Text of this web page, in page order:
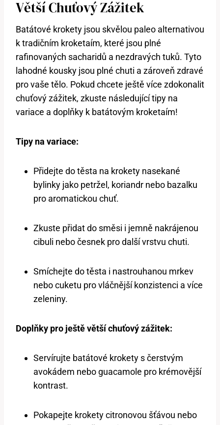
Větší Chuťový Zážitek
Batátové krokety jsou skvělou paleo alternativou
k tradičním kroketaím, které jsou plné
rafinovaných sacharidů a nezdravých tuků. Tyto
lahodné kousky jsou plné chuti a zároveň zdravé
pro vaše tělo. Pokud chcete ještě více zdokonalit
chuťový zážitek, zkuste následující tipy na
variace a doplňky k batátovým kroketaím!
Tipy na variace:
Přidejte do těsta na krokety nasekané
bylinky jako petržel, koriandr nebo bazalku
pro aromatickou chuť.
Zkuste přidat do směsi i jemně nakrájenou
cibuli nebo česnek pro další vrstvu chuti.
Smíchejte do těsta i nastrouhanou mrkev
nebo cuketu pro vláčnější konzistenci a více
zeleniny.
Doplňky pro ještě větší chuťový zážitek:
Servírujte batátové krokety s čerstvým
avokádem nebo guacamole pro krémovější
kontrast.
Pokapejte krokety citronovou šťávou nebo